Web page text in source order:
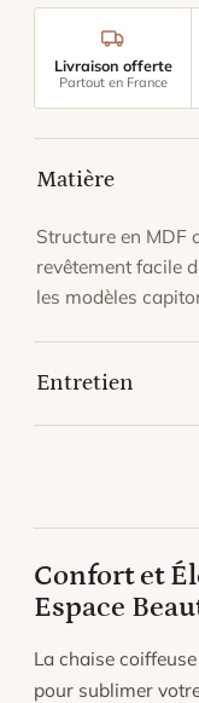
Livraison offerte
Partout en France
Matière
Structure en MDF
revêtement facile
les modèles
Entretien
Confort et
Espace
La chaise
pour sublimer